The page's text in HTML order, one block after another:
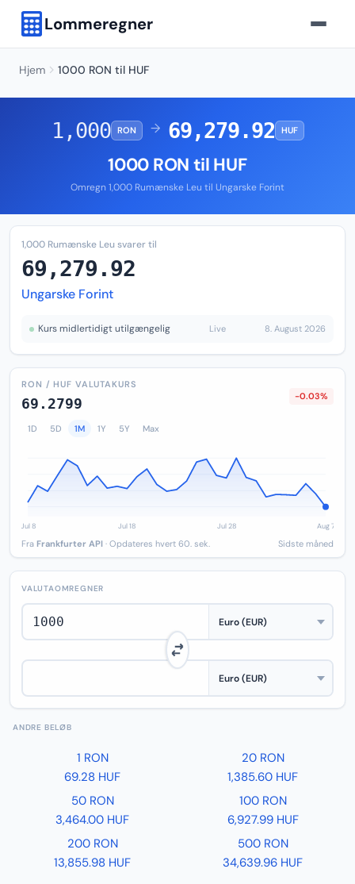
Lommeregner
Hjem 1000 RON til HUF
1,000 RON → 69,279.92 HUF
1000 RON til HUF
Omregn 1,000 Rumænske Leu til Ungarske Forint
1,000 Rumænske Leu svarer til
69,279.92
Ungarske Forint
Kurs midlertidigt utilgængelig Live 8. August 2026
RON / HUF VALUTAKURS
69.2799 -0.03%
1D 5D 1M 1Y 5Y Max
Fra Frankfurter API · Opdateres hvert 60. sek. Sidste måned
VALUTAOMREGNER
ANDRE BELØB
1 RON
69.28 HUF
20 RON
1,385.60 HUF
50 RON
3,464.00 HUF
100 RON
6,927.99 HUF
200 RON
13,855.98 HUF
500 RON
34,639.96 HUF